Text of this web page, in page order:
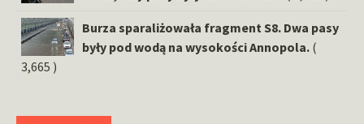
Burza sparaliżowała fragment S8. Dwa pasy
były pod wodą na wysokości Annopola. (
3,665 )